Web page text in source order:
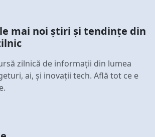
mai noi știri și tendințe din
zilnică de informații din lumea
ai, și inovații tech. Află tot ce e